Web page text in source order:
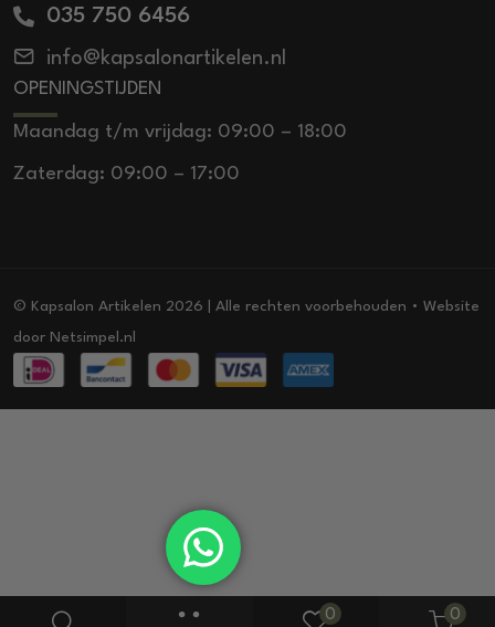
0 0
035 750 6456
info@kapsalonartikelen.nl
OPENINGSTIJDEN
Maandag t/m vrijdag: 09:00 – 18:00
Zaterdag: 09:00 – 17:00
© Kapsalon Artikelen 2026 | Alle rechten voorbehouden • Website
door Netsimpel.nl